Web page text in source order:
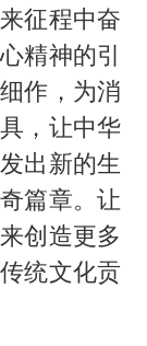
征程中奋
精神的引
作，为消
，让中华
出新的生
篇章。让
创造更多
统文化贡